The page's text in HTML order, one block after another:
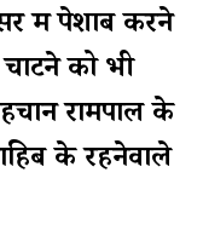
में पेशाब करने
को भी
रामपाल के
के रहनेवाले